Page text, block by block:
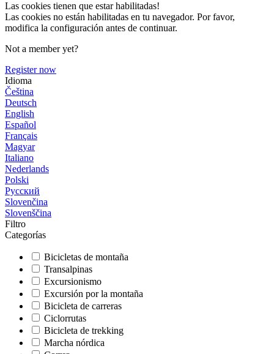
Las cookies tienen que estar habilitadas!
Las cookies no están habilitadas en tu navegador. Por favor,
modifica la configuración antes de continuar.
Not a member yet?
Register now
Idioma
Čeština
Deutsch
English
Español
Français
Magyar
Italiano
Nederlands
Polski
Русский
Slovenčina
Slovenščina
Filtro
Categorías
Bicicletas de montaña
Transalpinas
Excursionismo
Excursión por la montaña
Bicicleta de carreras
Ciclorrutas
Bicicleta de trekking
Marcha nórdica